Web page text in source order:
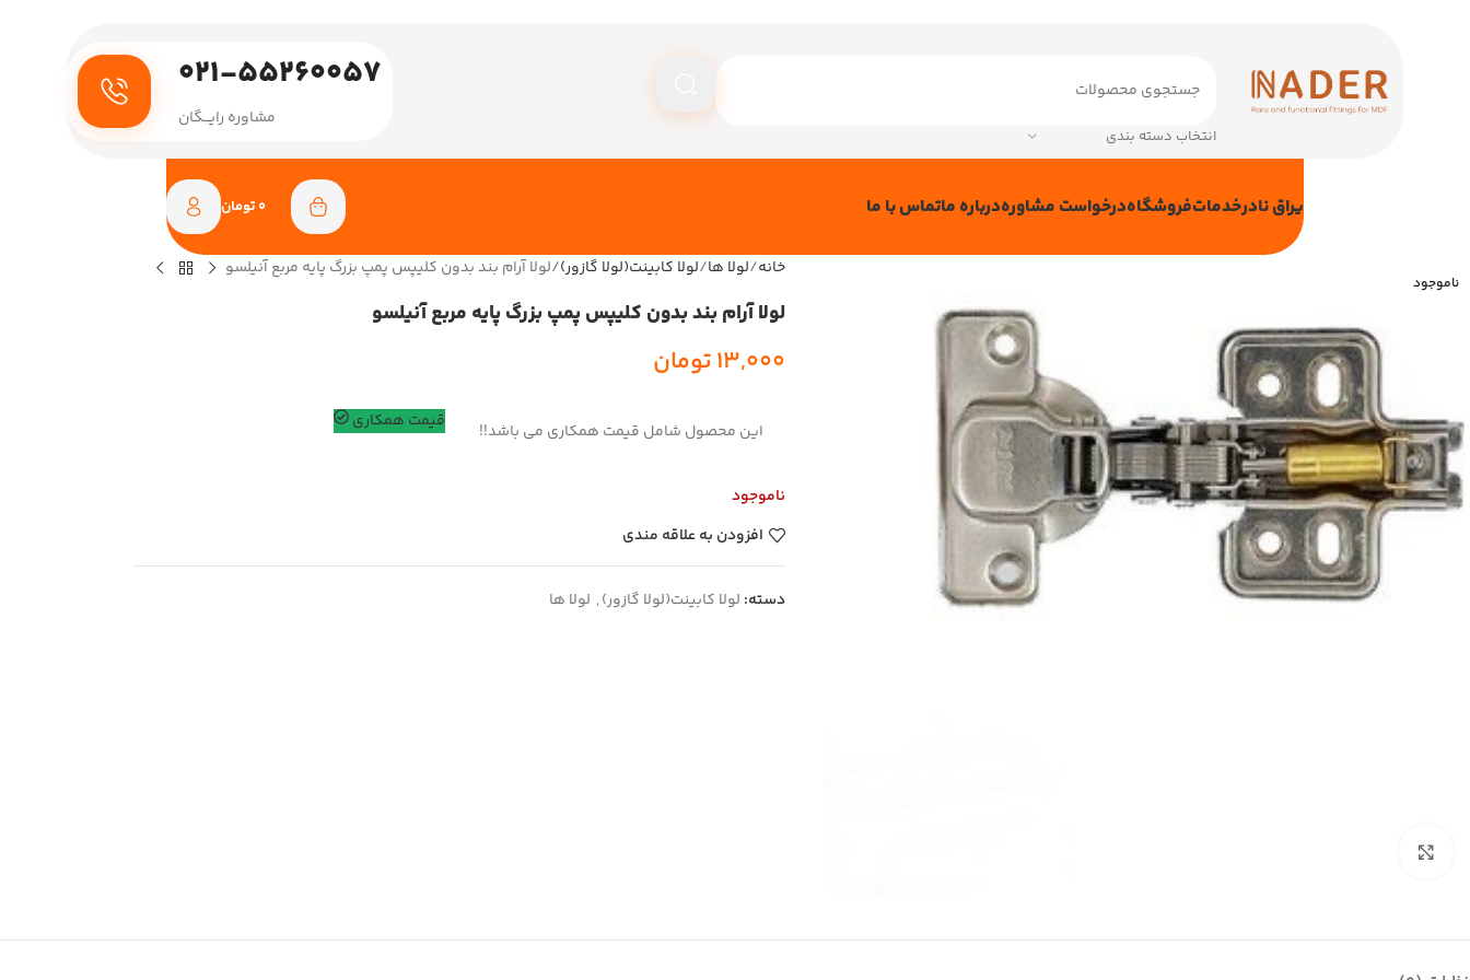
انتخاب دسته بندی
021-55260057
مشاوره رایـــگان
یراق نادرخدماتفروشگاهدرخواست مشاورهدرباره ماتماس با ما 0 تومان
ناموجود
خانه لولا ها لولا کابینت(لولا گازور) لولا آرام بند بدون کلیپس پمپ بزرگ پایه مربع آنیلسو
لولا آرام بند بدون کلیپس پمپ بزرگ پایه مربع آنیلسو
13,000تومان
این محصول شامل قیمت همکاری می باشد!! قیمت همکاری
ناموجود
افزودن به علاقه مندی
دسته: لولا کابینت(لولا گازور), لولا ها